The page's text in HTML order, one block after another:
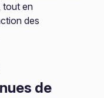
tout en
des
de